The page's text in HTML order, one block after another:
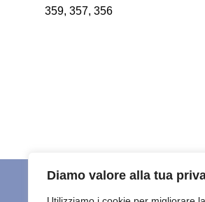
Diamo valore alla tua
359, 357, 356